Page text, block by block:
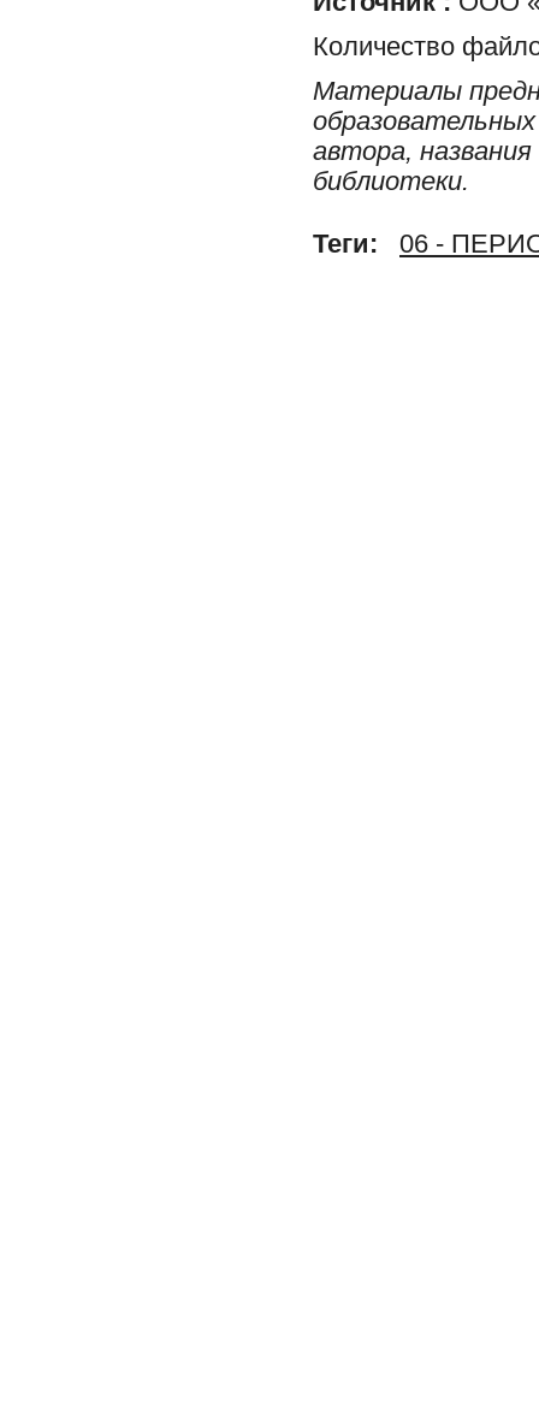
Количество
Материалы
автора,
библиотеки.
Теги: 06 -